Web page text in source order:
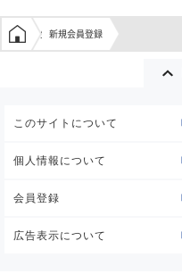
学生の窓口トップ
新規会員登録
このサイトについて
個人情報について
会員登録
広告表示について